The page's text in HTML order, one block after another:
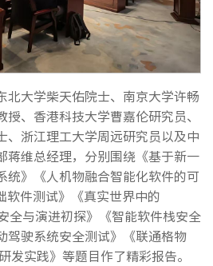
北大学柴天佑院士、南京大学许畅
、香港科技大学曹嘉伦研究员、
、浙江理工大学周远研究员以及中
蒋维总经理，分别围绕《基于新一
统》《人机物融合智能化软件的可
软件测试》《真实世界中的
全与演进初探》《智能软件栈安全
驾驶系统安全测试》《联通格物
发实践》等题目作了精彩报告。